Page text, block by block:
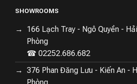
ra âm thanh lớn hay ánh sáng gây
SHOWROOMS
166 Lạch Tray - Ngô Quyền - Hải
Phòng
☎ 02252.686.682
376 Phan Đăng Lưu - Kiến An -